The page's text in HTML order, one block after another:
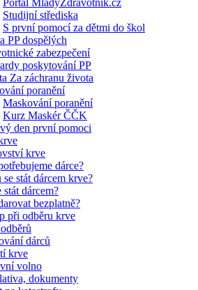
Portál MladyZdravotnik.cz
Studijní střediska
S první pomocí za dětmi do škol
PP dospělých
zabezpečení
poskytování PP
Za záchranu života
poranění
Maskování poranění
Kurz Maskér ČČK
den první pomoci
krve
dárce?
stát dárcem krve?
stát dárcem?
bezplatně?
při odběru krve
dárců
krve
volno
dokumenty